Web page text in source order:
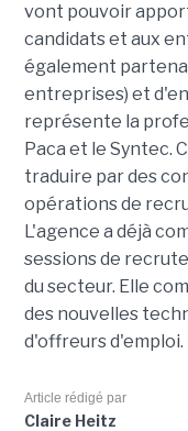
vont pouvoir
candidats et aux
également
entreprises) et
représente la
Paca et le Syntec.
traduire par des
opérations de
L'agence a déjà
sessions de
du secteur. Elle
des nouvelles
d'offreurs d'emploi.
Article rédigé par
Claire Heitz